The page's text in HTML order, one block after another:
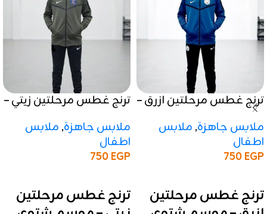
ترنج غطس مرحلتين ازرق –
موسم شتوي 2025 / 2026
ملابس جاهزة, ملابس
اطفال
750EGP
ترنج غطس مرحلتين
ترنج غطس مرحلتين زيتي –
ملابس جاهزة, ملابس
اطفال
750EGP
ترنج غطس مرحلتين